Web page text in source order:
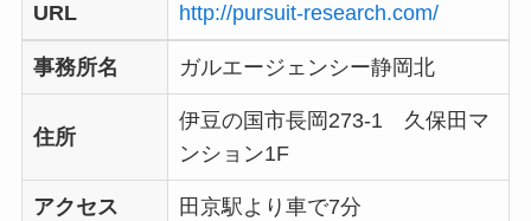
URL http://pursuit-research.com/
事務所名 ガルエージェンシー静岡北
住所
伊豆の国市長岡273-1 久保田マ
ンション1F
アクセス 田京駅より車で7分